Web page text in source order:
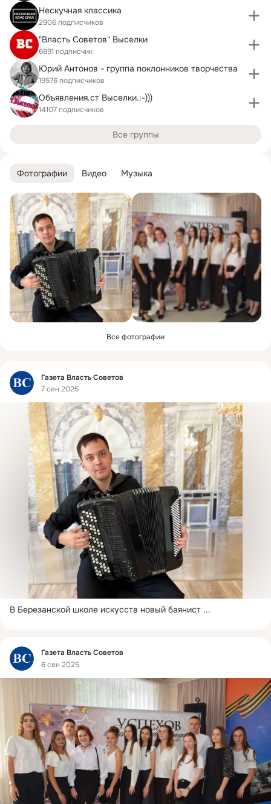
Фотографии Видео Музыка
Все фотографии
Фид
Газета Власть Cоветов
7 сен 2025
В Березанской школе искусств новый баянист ...
Фид
Газета Власть Cоветов
6 сен 2025
Нескучная классика
2906 подписчиков
"Власть Советов" Выселки
6891 подписчик
Юрий Антонов - группа поклонников творчества
19576 подписчиков
Объявления.ст Выселки.:-)))
14107 подписчиков
Все группы